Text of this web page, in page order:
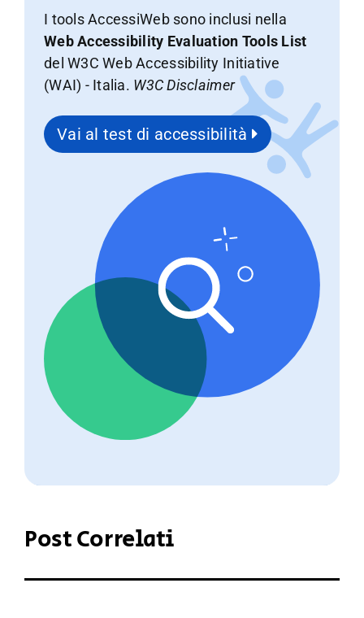
I tools AccessiWeb sono inclusi nella
Web Accessibility Evaluation Tools List
del W3C Web Accessibility Initiative
(WAI) - Italia. W3C Disclaimer
Vai al test di accessibilità
Post Correlati